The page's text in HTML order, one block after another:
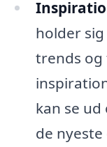
holder
trends og
kan se
de